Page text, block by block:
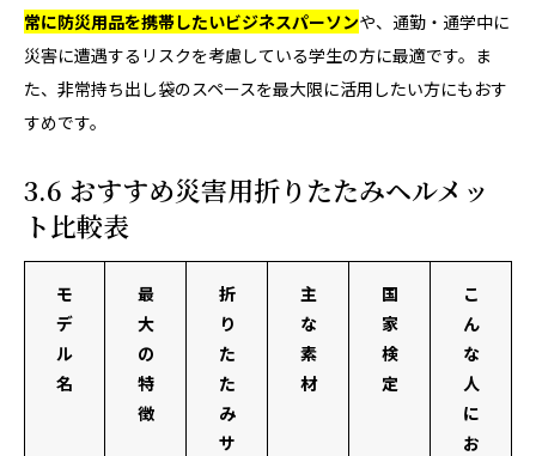
常に防災用品を携帯したいビジネスパーソンや、通勤・通学中に
災害に遭遇するリスクを考慮している学生の方に最適です。ま
た、非常持ち出し袋のスペースを最大限に活用したい方にもおす
すめです。
3.6 おすすめ災害用折りたたみヘルメッ
ト比較表
モ
デ
ル
名
最
大
の
特
徴
折
り
た
た
み
サ
主
な
素
材
国
家
検
定
こ
ん
な
人
に
お